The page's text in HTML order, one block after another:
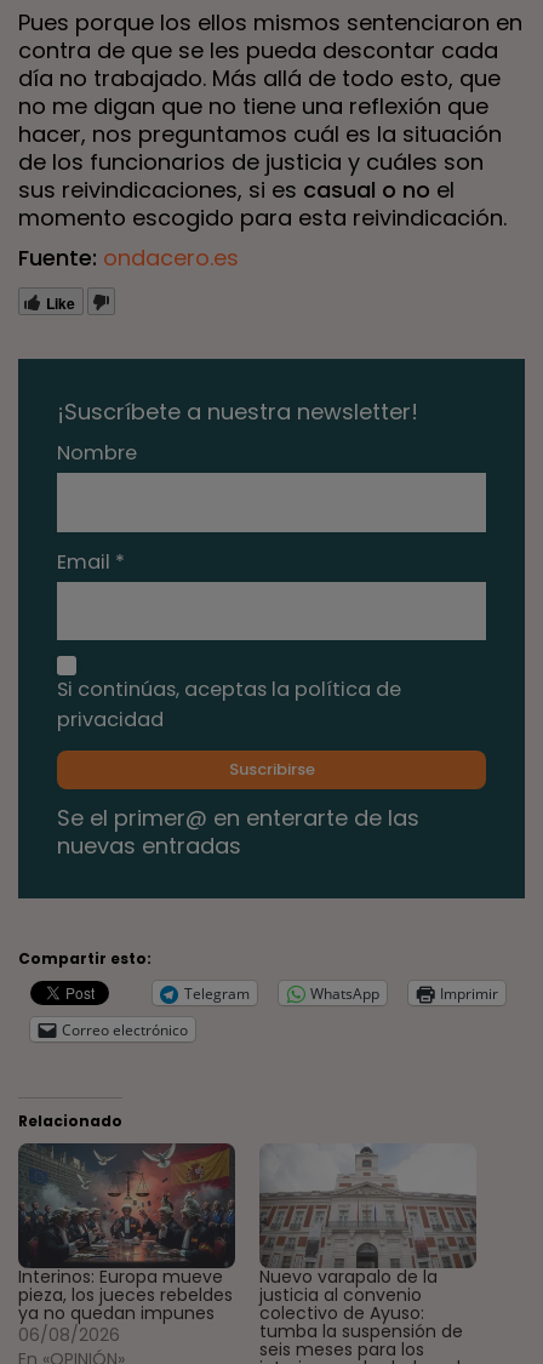
Pues porque los ellos mismos sentenciaron en
contra de que se les pueda descontar cada
día no trabajado. Más allá de todo esto, que
no me digan que no tiene una reflexión que
hacer, nos preguntamos cuál es la situación
de los funcionarios de justicia y cuáles son
sus reivindicaciones, si es casual o no el
momento escogido para esta reivindicación.
Fuente: ondacero.es
Like
¡Suscríbete a nuestra newsletter!
Nombre
Email *
Si continúas, aceptas la política de
privacidad
Se el primer@ en enterarte de las
nuevas entradas
Compartir esto:
Telegram
WhatsApp
Imprimir
Correo electrónico
Relacionado
Interinos: Europa mueve
pieza, los jueces rebeldes
ya no quedan impunes
06/08/2026
En «OPINIÓN»
Nuevo varapalo de la
justicia al convenio
colectivo de Ayuso:
tumba la suspensión de
seis meses para los